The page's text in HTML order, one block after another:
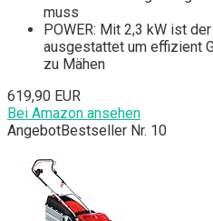
muss
POWER: Mit 2,3 kW ist
ausgestattet um effizient
zu Mähen
619,90 EUR
Bei Amazon ansehen
AngebotBestseller Nr. 10